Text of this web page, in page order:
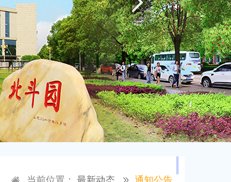
当前位置： 最新动态 通知公告